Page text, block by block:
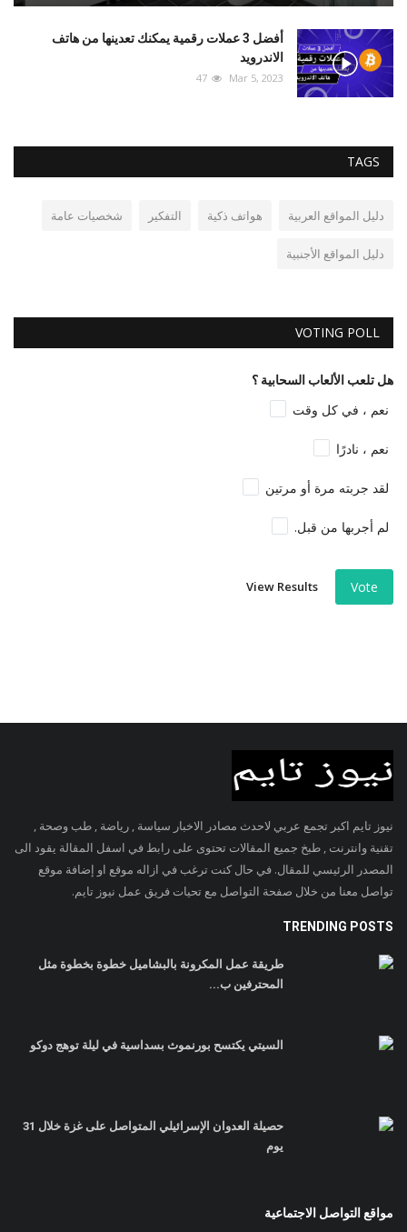
أفضل 3 عملات رقمية يمكنك تعدينها من هاتف
الاندرويد
Mar 5, 2023
47
TAGS
دليل المواقع العربية هواتف ذكية التفكير شخصيات عامة
دليل المواقع الأجنبية
VOTING POLL
هل تلعب الألعاب السحابية ؟
نعم ، في كل وقت
نعم ، نادرًا
لقد جربته مرة أو مرتين
لم أجربها من قبل.
Vote
View Results
نيوز تايم اكبر تجمع عربي لاحدث مصادر الاخبار سياسة , رياضة , طب وصحة ,
تقنية وانترنت , طبخ جميع المقالات تحتوى على رابط في اسفل المقالة يقود الى
المصدر الرئيسي للمقال. في حال كنت ترغب في ازاله موقع او إضافة موقع
تواصل معنا من خلال صفحة التواصل مع تحيات فريق عمل نيوز تايم.
TRENDING POSTS
طريقة عمل المكرونة بالبشاميل خطوة بخطوة مثل
المحترفين ب...
السيتي يكتسح بورنموث بسداسية في ليلة توهج دوكو
حصيلة العدوان الإسرائيلي المتواصل على غزة خلال 31
يوم
مواقع التواصل الاجتماعية